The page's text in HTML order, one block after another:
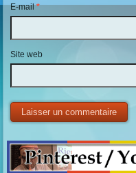
E-mail*
Site web